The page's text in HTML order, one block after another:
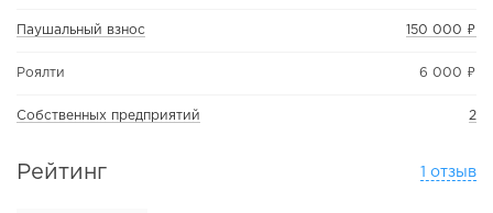
Паушальный взнос 150 000 ₽
Роялти 6 000 ₽
Собственных предприятий 2
Рейтинг 1 отзыв